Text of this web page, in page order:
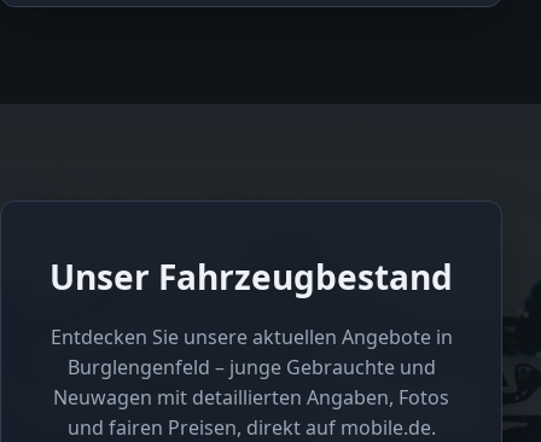
Unser Fahrzeugbestand
Entdecken Sie unsere aktuellen Angebote in
Burglengenfeld – junge Gebrauchte und
Neuwagen mit detaillierten Angaben, Fotos
und fairen Preisen, direkt auf mobile.de.